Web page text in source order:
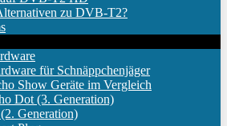
zu DVB-T2?
für Schnäppchenjäger
Show Geräte im Vergleich
Dot (3. Generation)
Generation)